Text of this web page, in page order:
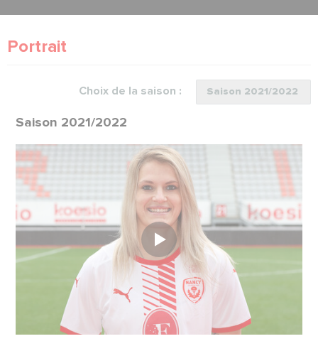
Portrait
Choix de la saison :
Saison 2021/2022